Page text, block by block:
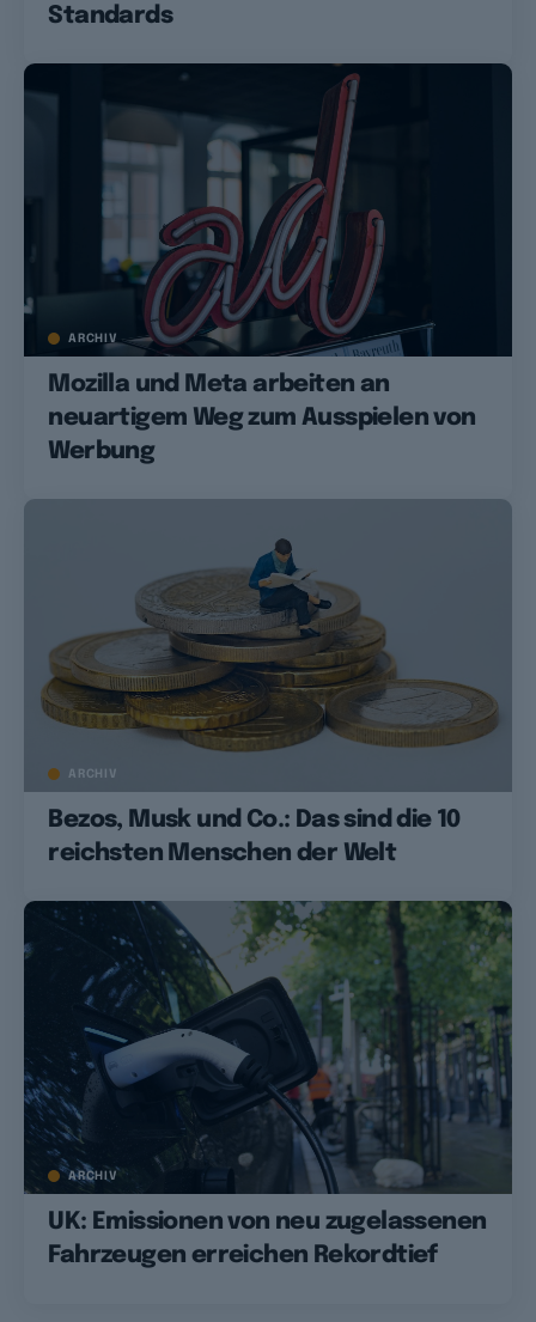
Standards
ARCHIV
Mozilla und Meta arbeiten an
neuartigem Weg zum Ausspielen von
Werbung
ARCHIV
Bezos, Musk und Co.: Das sind die 10
reichsten Menschen der Welt
ARCHIV
UK: Emissionen von neu zugelassenen
Fahrzeugen erreichen Rekordtief